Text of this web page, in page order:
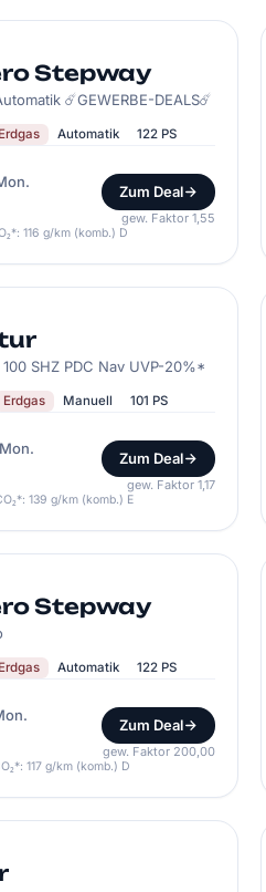
Stepway
☄️GEWERBE-DEALS☄️
Erdgas Automatik 122 PS
Zum Deal
gew. Faktor 1,55
116 g/km (komb.) D
SHZ PDC Nav UVP-20%*
Erdgas Manuell 101 PS
Zum Deal
gew. Faktor 1,17
139 g/km (komb.) E
Stepway
Erdgas Automatik 122 PS
Zum Deal
gew. Faktor 200,00
117 g/km (komb.) D